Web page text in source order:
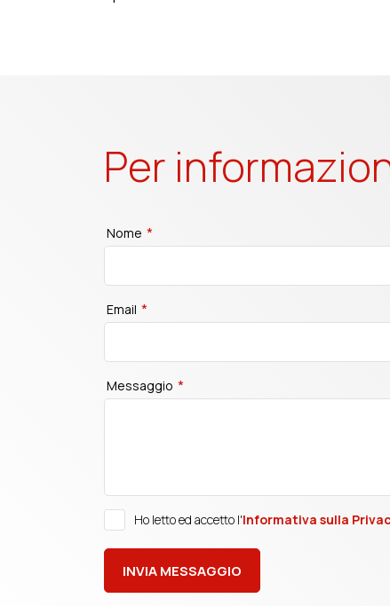
Per
Nome *
Email *
Messaggio *
Ho letto ed accetto l'Informativa sulla